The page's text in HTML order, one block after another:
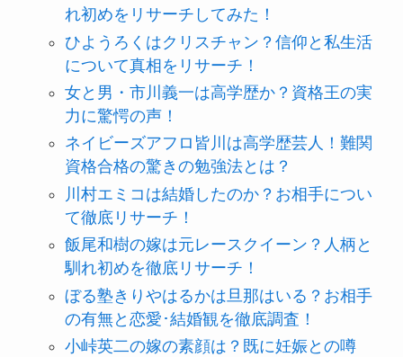
れ初めをリサーチしてみた！
ひようろくはクリスチャン？信仰と私生活
について真相をリサーチ！
女と男・市川義一は高学歴か？資格王の実
力に驚愕の声！
ネイビーズアフロ皆川は高学歴芸人！難関
資格合格の驚きの勉強法とは？
川村エミコは結婚したのか？お相手につい
て徹底リサーチ！
飯尾和樹の嫁は元レースクイーン？人柄と
馴れ初めを徹底リサーチ！
ぼる塾きりやはるかは旦那はいる？お相手
の有無と恋愛･結婚観を徹底調査！
小峠英二の嫁の素顔は？既に妊娠との噂